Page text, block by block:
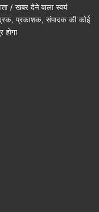
/ खबर देने वाला स्वयं
प्रकाशक, संपादक की कोई
होगा